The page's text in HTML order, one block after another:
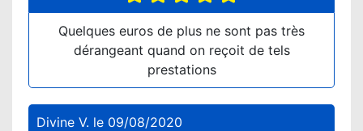
Quelques euros de plus ne sont pas très
dérangeant quand on reçoit de tels
prestations
Divine V. le 09/08/2020